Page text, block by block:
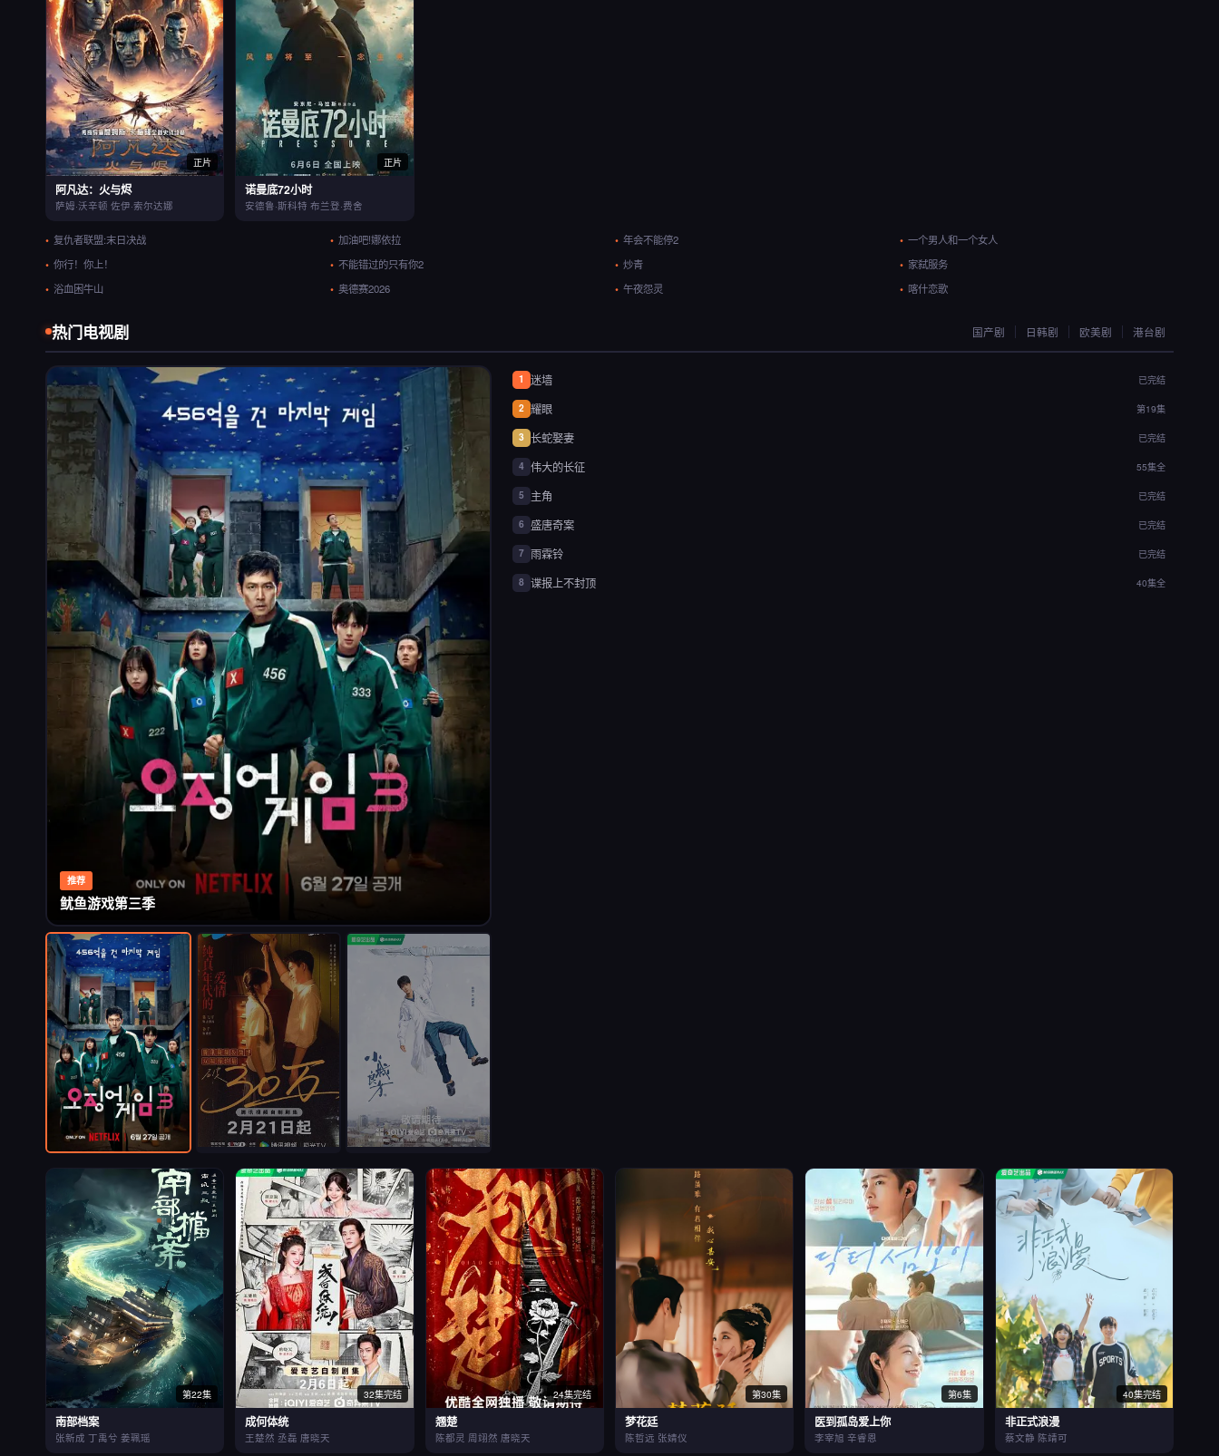
正片
阿凡达：火与烬
萨姆·沃辛顿 佐伊·索尔达娜
正片
诺曼底72小时
安德鲁·斯科特 布兰登·费舍
复仇者联盟:末日决战 加油吧!娜依拉 年会不能停2
一个男人和一个女人
你行！你上！
不能错过的只有你2 炒青
家弑服务
浴血困牛山
奥德赛2026 午夜怨灵 喀什恋歌
热门电视剧 国产剧 日韩剧 欧美剧 港台剧
推荐
鱿鱼游戏第三季
1 迷墙 已完结
2 耀眼 第19集
3 长蛇娶妻 已完结
4 伟大的长征 55集全
5 主角 已完结
6 盛唐奇案 已完结
7 雨霖铃 已完结
8 谍报上不封顶 40集全
第22集
南部档案
张新成 丁禹兮 姜珮瑶
32集完结
成何体统
王楚然 丞磊 唐晓天
24集完结
翘楚
陈都灵 周翊然 唐晓天
第30集
梦花廷
陈哲远 张婧仪
第6集
医到孤岛爱上你
李宰旭 辛睿恩
40集完结
非正式浪漫
蔡文静 陈靖可